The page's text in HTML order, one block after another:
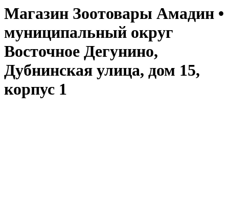
Магазин Зоотовары Амадин •
муниципальный округ
Восточное Дегунино,
Дубнинская улица, дом 15,
корпус 1